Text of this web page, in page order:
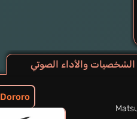
الشخصيات والأداء الصوتي
Dororo